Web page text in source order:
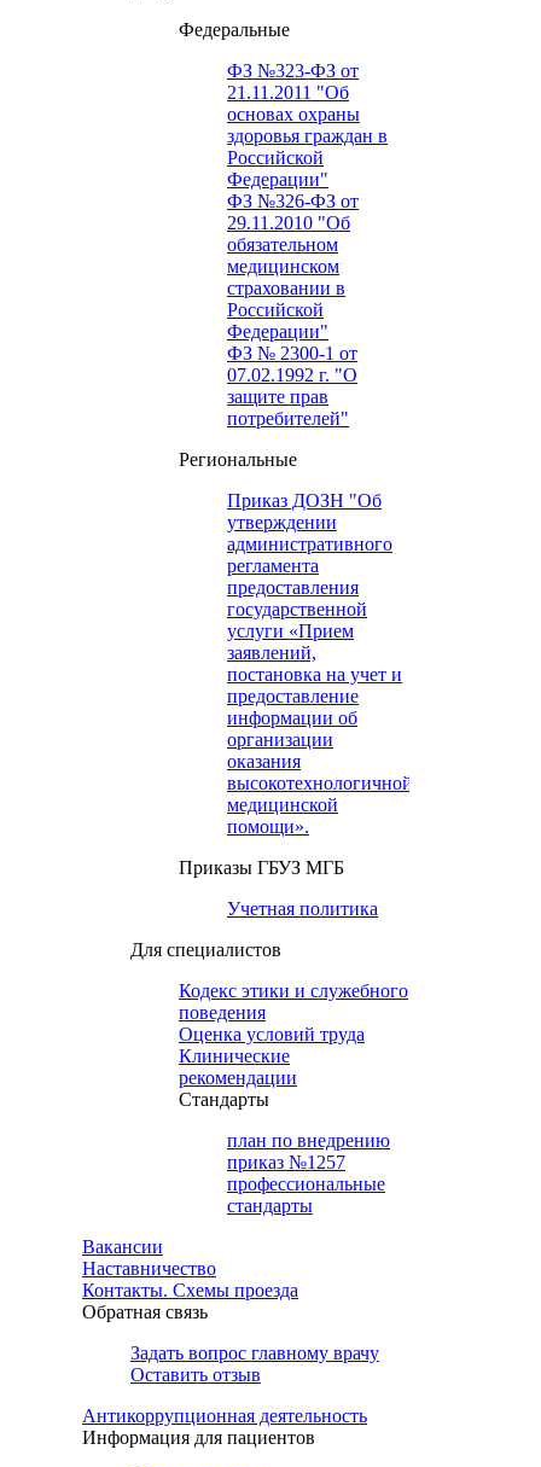
Федеральные
ФЗ №323-ФЗ от
21.11.2011 "Об
основах охраны
здоровья граждан в
Российской
Федерации"
ФЗ №326-ФЗ от
29.11.2010 "Об
обязательном
медицинском
страховании в
Российской
Федерации"
ФЗ № 2300-1 от
07.02.1992 г. "О
защите прав
потребителей"
Региональные
Приказ ДОЗН "Об
утверждении
административного
регламента
предоставления
государственной
услуги «Прием
заявлений,
постановка на учет и
предоставление
информации об
организации
оказания
высокотехнологичной
медицинской
помощи».
Приказы ГБУЗ МГБ
Учетная политика
Для специалистов
Кодекс этики и служебного
поведения
Оценка условий труда
Клинические
рекомендации
Cтандарты
план по внедрению
приказ №1257
профессиональные
стандарты
Вакансии
Наставничество
Контакты. Схемы проезда
Обратная связь
Задать вопрос главному врачу
Оставить отзыв
Антикоррупционная деятельность
Информация для пациентов